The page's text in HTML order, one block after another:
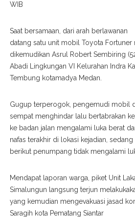
WIB
Saat bersamaan, dari arah berlawanan
datang satu unit mobil Toyota
dikemudikan Asrul Robert Sembiring
Abadi Lingkungan VI Kelurahan Indra
Tembung kotamadya Medan.
Gugup terperogok, pengemudi mobil
sempat menghindar lalu bertabrakan
ke badan jalan mengalami luka berat
nafas terakhir di lokasi kejadian,
berikut penumpang tidak mengalami
Mendapat laporan warga, piket Unit
Simalungun langsung terjun
yang kemudian mengevakuasi jasad
Saragih kota Pematang Siantar